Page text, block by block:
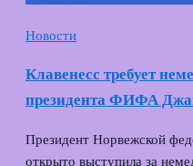
Новости
Клавенесс требует
президента ФИФА
Президент Норвежской
открыто выступила за